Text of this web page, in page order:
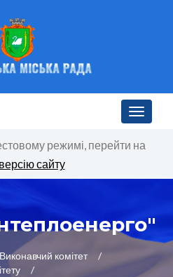
Toggle
режимі, перейти на
сайту
Виконавчий комітет